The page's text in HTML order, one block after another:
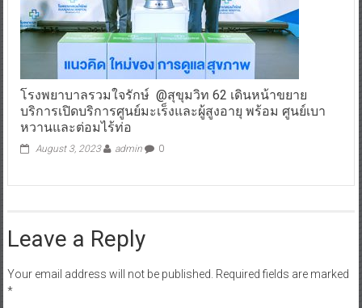
โรงพยาบาลรวมใจรักษ์ @สุขุมวิท 62 เดินหน้าขยาย
บริการเปิดบริการศูนย์มะเร็งและผู้สูงอายุ พร้อม ศูนย์เบา
หวานและต่อมไร้ท่อ
August 3, 2023 admin 0
Leave a Reply
Your email address will not be published. Required fields are marked
*